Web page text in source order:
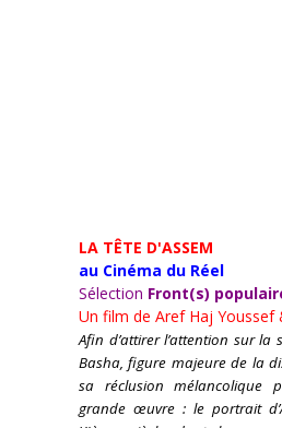
LA TÊTE D'ASSEM
au Cinéma du Réel
Sélection Front(s)
Un film de Aref Haj Youssef
Afin d’attirer l’attention sur la
Basha, figure majeure de la
sa réclusion mélancolique
grande œuvre : le portrait